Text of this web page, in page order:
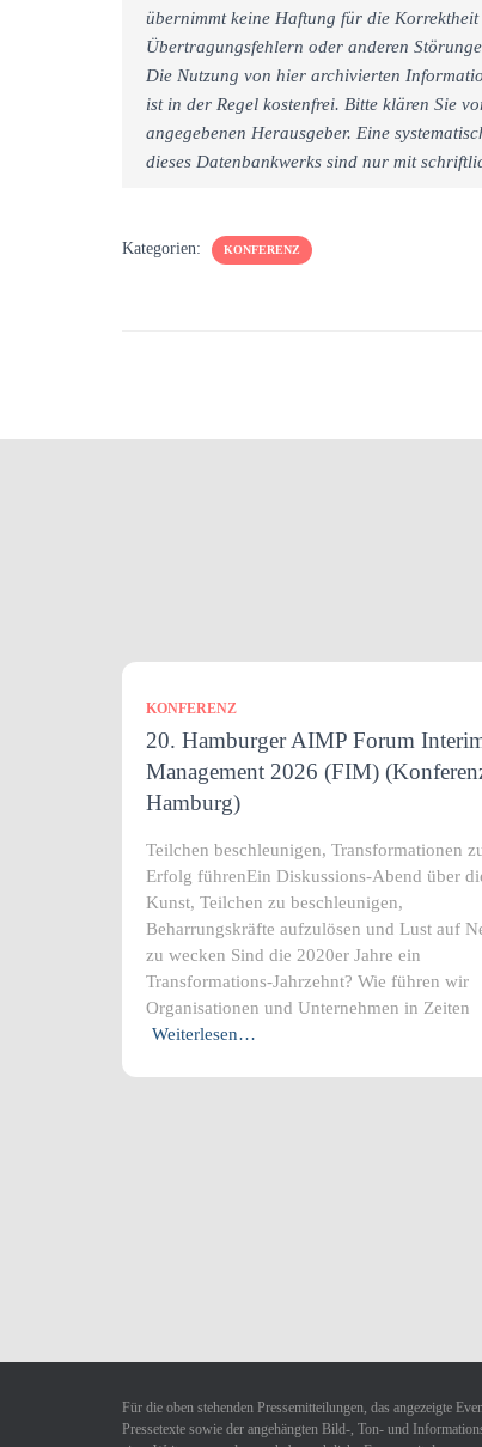
übernimmt keine Haftung für die
Übertragungsfehlern oder anderen
Die Nutzung von hier archivierten
ist in der Regel kostenfrei. Bitte klären Sie
angegebenen Herausgeber. Eine
dieses Datenbankwerks sind nur mit
Kategorien: KONFERENZ
KONFERENZ
20. Hamburger AIMP Forum
Management 2026 (FIM)
Hamburg)
Teilchen beschleunigen, Transformationen
Erfolg führenEin Diskussions-Abend über
Kunst, Teilchen zu beschleunigen,
Beharrungskräfte aufzulösen und Lust auf
zu wecken Sind die 2020er Jahre ein
Transformations-Jahrzehnt? Wie führen wir
Organisationen und Unternehmen in Zeiten
Weiterlesen…
Für die oben stehenden Pressemitteilungen, das angezeigte
Pressetexte sowie der angehängten Bild-, Ton- und